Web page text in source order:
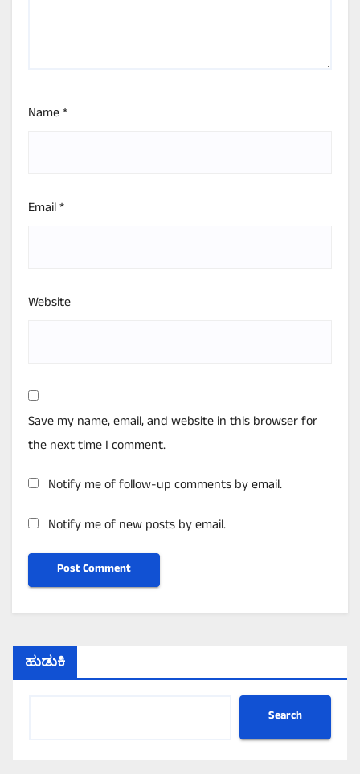
Name*
Email*
Website
Save my name, email, and website in this browser for
the next time I comment.
Notify me of follow-up comments by email.
Notify me of new posts by email.
ಹುಡುಕಿ
Search